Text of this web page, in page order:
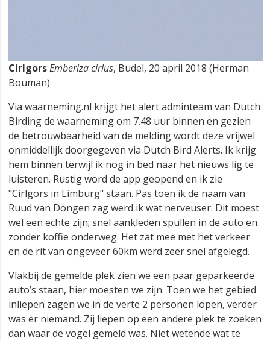
CirlgorsEmberiza cirlus, Budel, 20 april 2018 (Herman
Bouman)
Via waarneming.nl krijgt het alert adminteam van Dutch
Birding de waarneming om 7.48 uur binnen en gezien
de betrouwbaarheid van de melding wordt deze vrijwel
onmiddellijk doorgegeven via Dutch Bird Alerts. Ik krijg
hem binnen terwijl ik nog in bed naar het nieuws lig te
luisteren. Rustig word de app geopend en ik zie
"Cirlgors in Limburg" staan. Pas toen ik de naam van
Ruud van Dongen zag werd ik wat nerveuser. Dit moest
wel een echte zijn; snel aankleden spullen in de auto en
zonder koffie onderweg. Het zat mee met het verkeer
en de rit van ongeveer 60km werd zeer snel afgelegd.
Vlakbij de gemelde plek zien we een paar geparkeerde
auto’s staan, hier moesten we zijn. Toen we het gebied
inliepen zagen we in de verte 2 personen lopen, verder
was er niemand. Zij liepen op een andere plek te zoeken
dan waar de vogel gemeld was. Niet wetende wat te